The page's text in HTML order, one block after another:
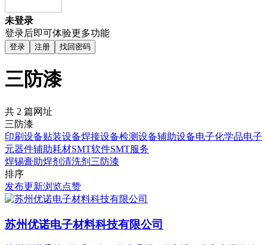
未登录
登录后即可体验更多功能
登录 注册 找回密码
三防漆
共 2 篇网址
三防漆
印刷设备贴装设备焊接设备检测设备辅助设备电子化学品电子
元器件辅助耗材SMT软件SMT服务
焊锡膏助焊剂 清洗剂 三防漆
排序
发布更新浏览点赞
苏州优诺电子材料科技有限公司